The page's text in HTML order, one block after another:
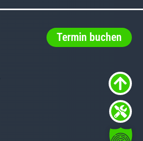
Termin buchen